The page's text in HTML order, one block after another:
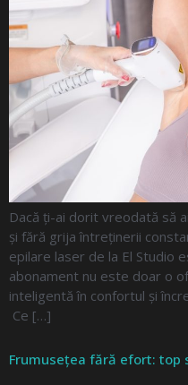
Dacă ți-ai dorit vreodată să
și fără grija întreținerii
epilare laser de la El Studio
abonament nu este doar o
inteligentă în confortul și
Ce […]
Frumusețea fără efort: top